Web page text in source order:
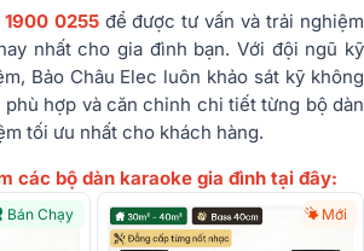
1900 0255để được tư vấn và trải nghiệm
nhất cho gia đình bạn. Với đội ngũ kỹ
Bảo Châu Elec luôn khảo sát kỹ không
hợp và căn chỉnh chi tiết từng bộ dàn
tối ưu nhất cho khách hàng.
các bộ dàn karaoke gia đình tại đây:
Bán Chạy Mới